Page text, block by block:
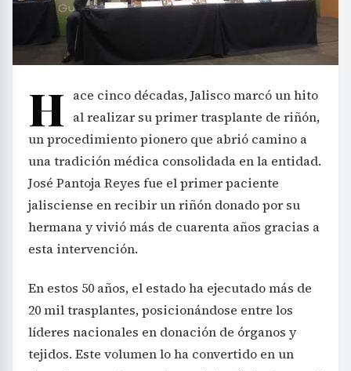
H ace cinco décadas, Jalisco marcó un hito
al realizar su primer trasplante de riñón,
un procedimiento pionero que abrió camino a
una tradición médica consolidada en la entidad.
José Pantoja Reyes fue el primer paciente
jalisciense en recibir un riñón donado por su
hermana y vivió más de cuarenta años gracias a
esta intervención.
En estos 50 años, el estado ha ejecutado más de
20 mil trasplantes, posicionándose entre los
líderes nacionales en donación de órganos y
tejidos. Este volumen lo ha convertido en un